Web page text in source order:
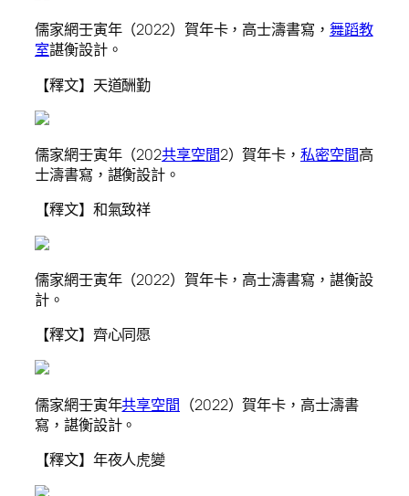
儒家網壬寅年（2022）賀年卡，高士濤書寫， 舞蹈教
室諶衡設計。
【釋文】天道酬勤
儒家網壬寅年（202共享空間2）賀年卡，私密空間高
士濤書寫，諶衡設計。
【釋文】和氣致祥
儒家網壬寅年（2022）賀年卡，高士濤書寫，諶衡設
計。
【釋文】齊心同愿
儒家網壬寅年共享空間 （2022）賀年卡，高士濤書
寫，諶衡設計。
【釋文】年夜人虎變